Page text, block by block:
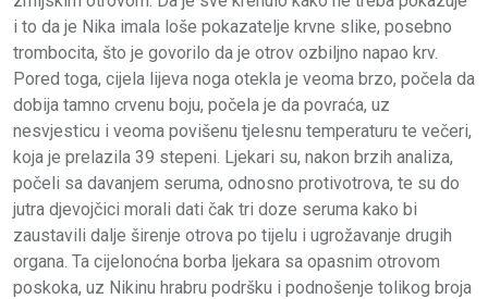
i to da je Nika imala loše pokazatelje krvne slike, posebno
trombocita, što je govorilo da je otrov ozbiljno napao krv.
Pored toga, cijela lijeva noga otekla je veoma brzo, počela da
dobija tamno crvenu boju, počela je da povraća, uz
nesvjesticu i veoma povišenu tjelesnu temperaturu te večeri,
koja je prelazila 39 stepeni. Ljekari su, nakon brzih analiza,
počeli sa davanjem seruma, odnosno protivotrova, te su do
jutra djevojčici morali dati čak tri doze seruma kako bi
zaustavili dalje širenje otrova po tijelu i ugrožavanje drugih
organa. Ta cijelonoćna borba ljekara sa opasnim otrovom
poskoka, uz Nikinu hrabru podršku i podnošenje tolikog broja